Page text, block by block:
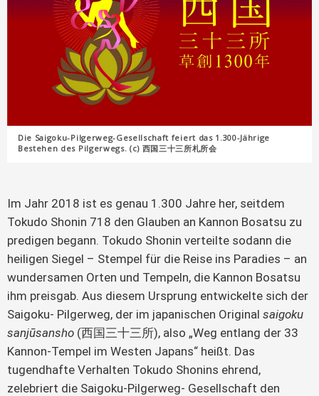
Die Saigoku-Pilgerweg-Gesellschaft feiert das 1.300-Jährige
Bestehen des Pilgerwegs. (c) 西国三十三所札所会
Im Jahr 2018 ist es genau 1.300 Jahre her, seitdem
Tokudo Shonin 718 den Glauben an Kannon Bosatsu zu
predigen begann. Tokudo Shonin verteilte sodann die
heiligen Siegel – Stempel für die Reise ins Paradies – an
wundersamen Orten und Tempeln, die Kannon Bosatsu
ihm preisgab. Aus diesem Ursprung entwickelte sich der
Saigoku- Pilgerweg, der im japanischen Original saigoku
sanjūsansho (西国三十三所), also „Weg entlang der 33
Kannon-Tempel im Westen Japans“ heißt. Das
tugendhafte Verhalten Tokudo Shonins ehrend,
zelebriert die Saigoku-Pilgerweg- Gesellschaft den